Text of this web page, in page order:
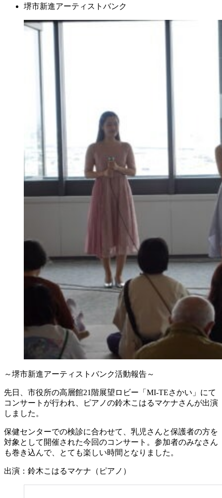
堺市新進アーティストバンク
～堺市新進アーティストバンク活動報告～
先日、市役所の高層館21階展望ロビー「MI-TEさかい」にて
コンサートが行われ、ピアノの鈴木こはるマケナさんが出演
しました。
保健センターでの検診に合わせて、乳児さんと保護者の方を
対象として開催された今回のコンサート。参加者のみなさん
も巻き込んで、とても楽しい時間となりました。
出演：鈴木こはるマケナ（ピアノ）